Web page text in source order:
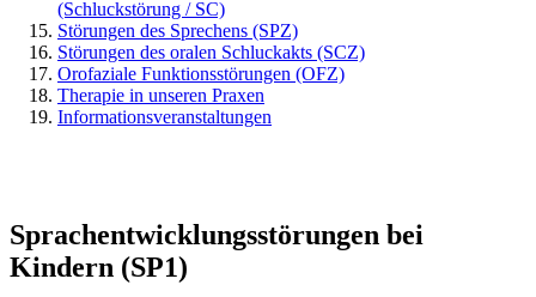
(Schluckstörung / SC)
Störungen des Sprechens (SPZ)
Störungen des oralen Schluckakts (SCZ)
Orofaziale Funktionsstörungen (OFZ)
Therapie in unseren Praxen
Informationsveranstaltungen
Sprachentwicklungsstörungen bei
Kindern (SP1)